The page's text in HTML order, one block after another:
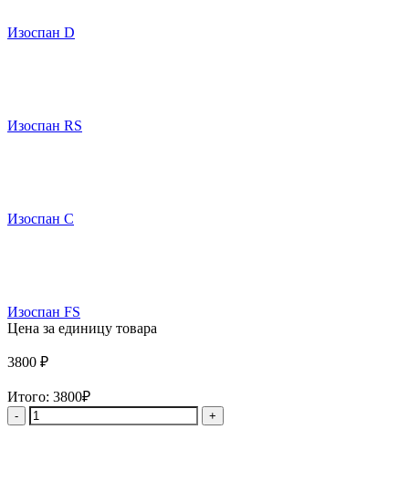
Изоспан D
Изоспан RS
Изоспан C
Изоспан FS
Цена за единицу товара
3800 ₽
Итого: 3800₽
Количество
товара